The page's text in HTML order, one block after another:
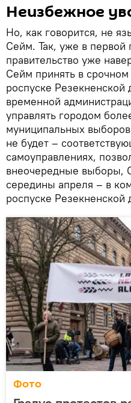
Неизбежное
Но, как говорится, не
Сейм. Так, уже в первой
правительство уже
Сейм принять в
роспуске
временной
управлять городом
муниципальных
не будет –
самоуправлениях,
внеочередные выборы,
середины апреля – в
роспуске Резекненской
Фото